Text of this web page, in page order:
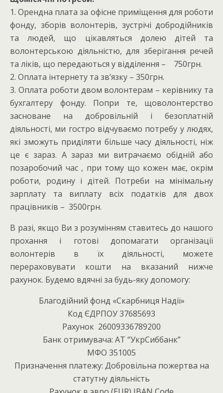
1. Орендна плата за офісне приміщення для роботи
фонду, зборів волонтерів, зустрічі добродійників
та людей, що цікавляться долею дітей та
волонтерською діяльністю, для зберігання речей
та ліків, що передаються у відділення – 750грн.
2. Оплата інтернету та зв’язку – 350грн.
3. Оплата роботи двом волонтерам – керівнику та
бухгалтеру фонду. Попри те, щоволонтерство
засноване на добровільній і безоплатній
діяльності, ми гостро відчуваємо потребу у людях,
які зможуть приділяти більше часу діяльності, ніж
це є зараз. А зараз ми витрачаємо обідній або
позаробочий час , при тому що кожен має, окрім
роботи, родину і дітей. Потреби на мінімальну
зарплату та виплату всіх податків для двох
працівників – 3500грн.
В разі, якщо Ви з розумінням ставитесь до нашого
прохання і готові допомагати організації
волонтерів в їх діяльності, можете
перераховувати кошти на вказаний нижче
рахунок. Будемо вдячні за будь-яку допомогу:
Благодійний фонд «Скарбниця Надії»
Код ЄДРПОУ 37685693
Рахунок 26009336789200
Банк отримувача: АТ “УкрСиббанк”
МФО 351005
Призначення платежу: Добровільна пожертва на
статутну діяльність